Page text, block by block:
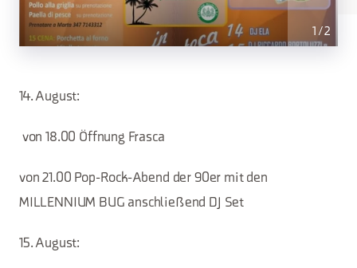
1 /2
14. August:
von 18.00 Öffnung Frasca
von 21.00 Pop-Rock-Abend der 90er mit den
MILLENNIUM BUG anschließend DJ Set
15. August: